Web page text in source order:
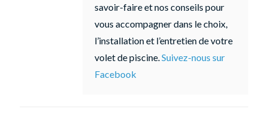
savoir-faire et nos conseils pour
vous accompagner dans le choix,
l’installation et l’entretien de votre
volet de piscine. Suivez-nous sur
Facebook